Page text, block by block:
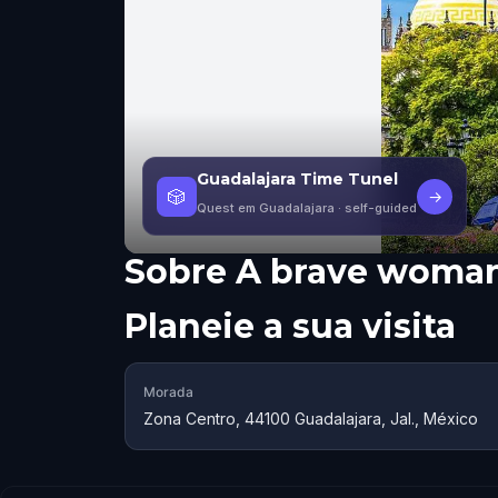
🎲
Guadalajara Time Tunel
Quest em Guadalajara · self-guided
→
Sobre A brave
Planeie a sua visita
Morada
Zona Centro, 44100 Guadalajara, Jal., México